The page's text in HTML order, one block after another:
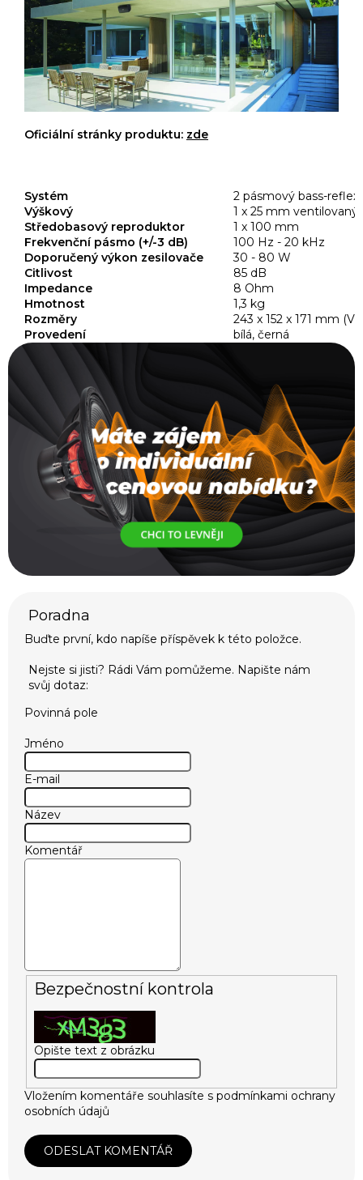
Oficiální stránky produktu: zde
Systém
2 pásmový bass-reflex
Výškový
1 x 25 mm ventilovaný
Středobasový reproduktor
1 x 100 mm
Frekvenční pásmo (+/-3 dB)
100 Hz - 20 kHz
Doporučený výkon zesilovače
30 - 80 W
Citlivost
85 dB
Impedance
8 Ohm
Hmotnost
1,3 kg
Rozměry
243 x 152 x 171 mm (V
Provedení
bílá, černá
Buďte první, kdo napíše příspěvek k této položce.
Povinná pole
Jméno
E-mail
Název
Komentář
Bezpečnostní kontrola
Opište text z obrázku
Vložením komentáře souhlasíte s podmínkami ochrany
osobních údajů
ODESLAT KOMENTÁŘ